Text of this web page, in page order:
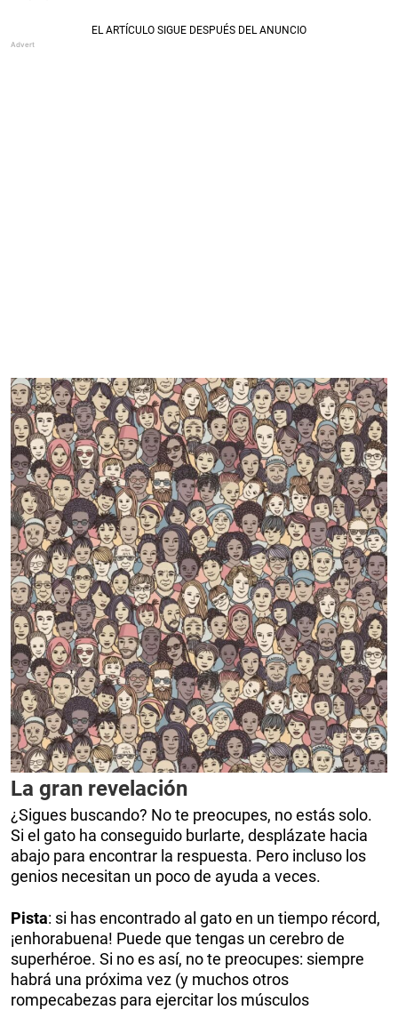
La gran revelación
¿Sigues buscando? No te preocupes, no estás solo.
Si el gato ha conseguido burlarte, desplázate hacia
abajo para encontrar la respuesta. Pero incluso los
genios necesitan un poco de ayuda a veces.
Pista: si has encontrado al gato en un tiempo récord,
¡enhorabuena! Puede que tengas un cerebro de
superhéroe. Si no es así, no te preocupes: siempre
habrá una próxima vez (y muchos otros
rompecabezas para ejercitar los músculos